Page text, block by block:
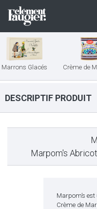
Marrons Glacés Crème de
DESCRIPTIF PRODUIT
Marpom's
Marpom’s
Crème de